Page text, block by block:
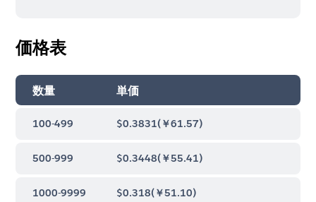
価格表
数量 単価
100-499 $0.3831(￥61.57)
500-999 $0.3448(￥55.41)
1000-9999 $0.318(￥51.10)